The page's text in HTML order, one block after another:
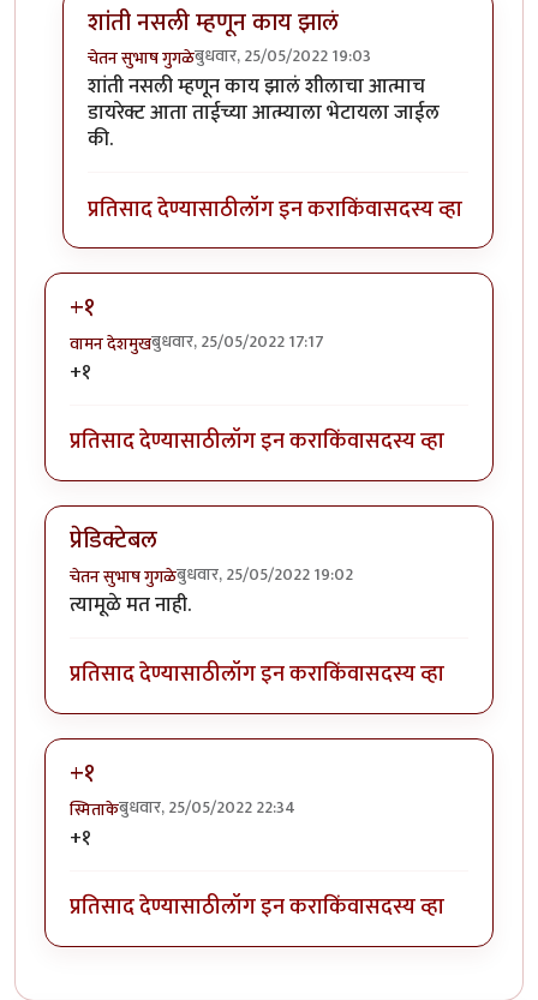
शांती नसली म्हणून काय झालं
चेतन सुभाष गुगळेबुधवार, 25/05/2022 19:03
In reply to+१byचौथा कोनाडा
शांती नसली म्हणून काय झालं शीलाचा आत्माच
डायरेक्ट आता ताईच्या आत्म्याला भेटायला जाईल
की.
प्रतिसाद देण्यासाठीलॉग इन कराकिंवासदस्य व्हा
+१
वामन देशमुखबुधवार, 25/05/2022 17:17
+१
प्रतिसाद देण्यासाठीलॉग इन कराकिंवासदस्य व्हा
प्रेडिक्टेबल
चेतन सुभाष गुगळेबुधवार, 25/05/2022 19:02
त्यामूळे मत नाही.
प्रतिसाद देण्यासाठीलॉग इन कराकिंवासदस्य व्हा
+१
स्मिताकेबुधवार, 25/05/2022 22:34
+१
प्रतिसाद देण्यासाठीलॉग इन कराकिंवासदस्य व्हा